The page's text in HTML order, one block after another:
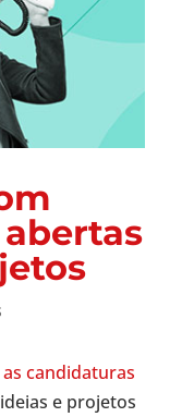
candidaturas
e projetos